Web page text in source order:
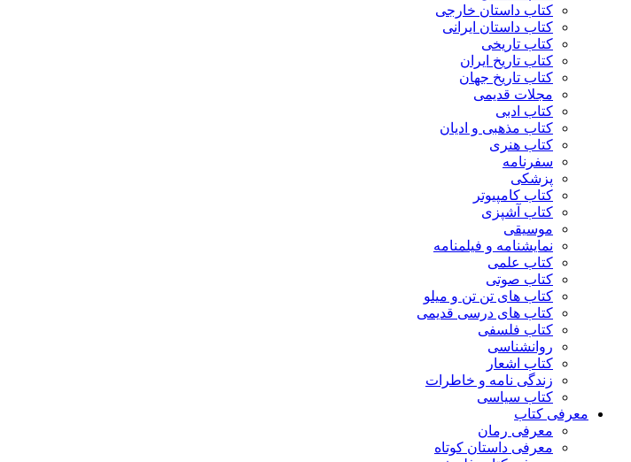
کتاب داستان خارجی
کتاب داستان ایرانی
کتاب تاریخی
کتاب تاریخ ایران
کتاب تاریخ جهان
مجلات قدیمی
کتاب ادبی
کتاب مذهبی و ادیان
کتاب هنری
سفرنامه
پزشکی
کتاب کامپیوتر
کتاب آشپزی
موسیقی
نمایشنامه و فیلمنامه
کتاب علمی
کتاب صوتی
کتاب های تن تن و میلو
کتاب های درسی قدیمی
کتاب فلسفی
روانشناسی
کتاب اشعار
زندگی نامه و خاطرات
کتاب سیاسی
معرفی کتاب
معرفی رمان
معرفی داستان کوتاه